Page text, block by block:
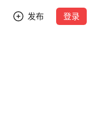
发布 登录